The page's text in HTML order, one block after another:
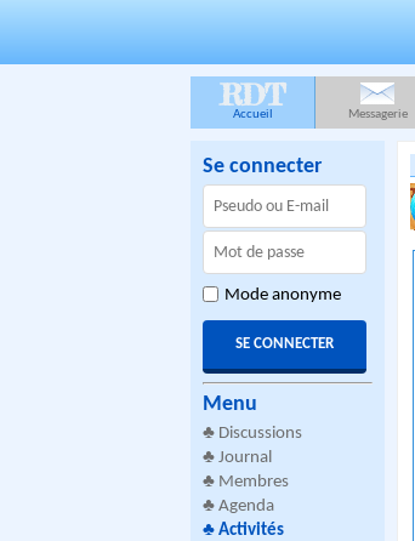
RDT
Accueil Messagerie
Se connecter
Mode anonyme
Menu
♣ Discussions
♣ Journal
♣ Membres
♣ Agenda
♣ Activités